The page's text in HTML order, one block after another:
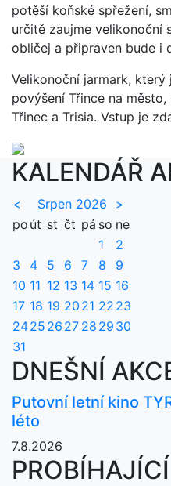
potěší koňské spřežení,
určitě zaujme velikonoční
obličej a připraven bude i
Velikonoční jarmark,
povýšení Třince na
Třinec a Trisia. Vstup je
KALENDÁŘ
< Srpen 2026
>
po út st čt pá so ne
1
2
3
4 5 6 7 8
9
10 11 12 13 14 15 16
17 18 19 20 21 22 23
2425 26 27 28 29 30
31
DNEŠNÍ
Putovní letní kino
léto
7.8.2026